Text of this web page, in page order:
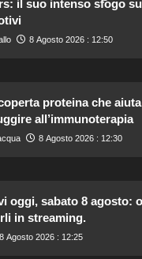
il suo intenso sfogo
8 Agosto 2026 : 12:50
proteina che
all’immunoterapia
8 Agosto 2026 : 12:30
oggi, sabato 8 agosto:
in streaming.
8 Agosto 2026 : 12:25